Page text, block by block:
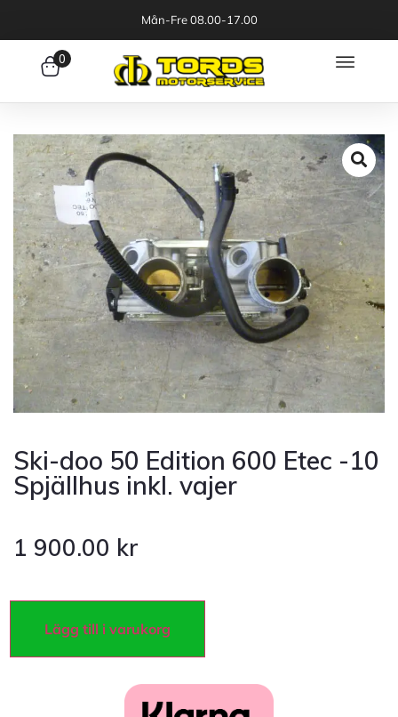
Mån-Fre 08.00-17.00
0
Ski-doo 50 Edition 600 Etec -10
Spjällhus inkl. vajer
1 900.00 kr
Lägg till i varukorg